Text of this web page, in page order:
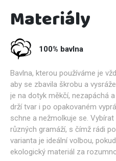
Materiály
100% bavlna
Bavlna, kterou používáme je
aby se zbavila škrobu a
je na dotyk měkčí, nezapáchá
drží tvar i po opakovaném
schne a nežmolkuje se.
různých gramáží, s čímž rádi
varianta je ideální volbou,
ekologický materiál za